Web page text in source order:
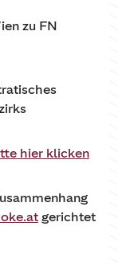
zu FN
hier klicken
gerichtet